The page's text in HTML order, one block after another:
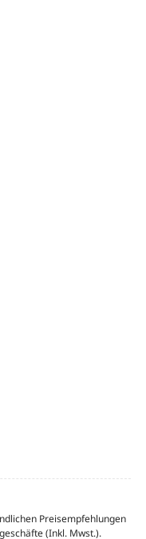
Preisempfehlungen
(Inkl. Mwst.).